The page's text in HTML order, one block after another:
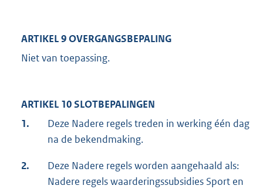
ARTIKEL 9 OVERGANGSBEPALING
Niet van toepassing.
ARTIKEL 10 SLOTBEPALINGEN
1.
Deze Nadere regels treden in werking één dag
na de bekendmaking.
2.
Deze Nadere regels worden aangehaald als:
Nadere regels waarderingssubsidies Sport en